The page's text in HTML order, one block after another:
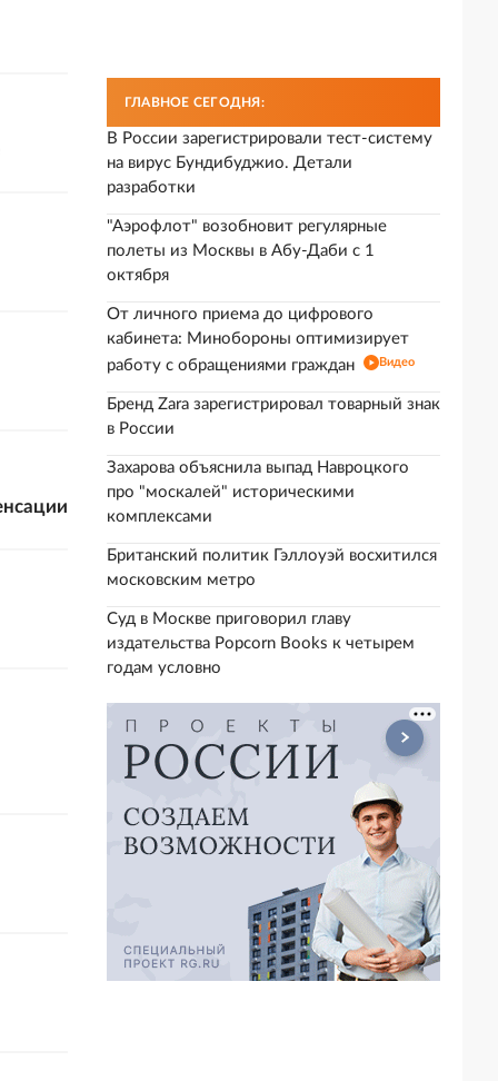
ГЛАВНОЕ СЕГОДНЯ:
В России зарегистрировали тест-систему
на вирус Бундибуджио. Детали
разработки
"Аэрофлот" возобновит регулярные
полеты из Москвы в Абу-Даби с 1
октября
От личного приема до цифрового
кабинета: Минобороны оптимизирует
работу с обращениями граждан
Видео
Бренд Zara зарегистрировал товарный знак
в России
Захарова объяснила выпад Навроцкого
про "москалей" историческими
комплексами
Британский политик Гэллоуэй восхитился
московским метро
Суд в Москве приговорил главу
издательства Popcorn Books к четырем
годам условно